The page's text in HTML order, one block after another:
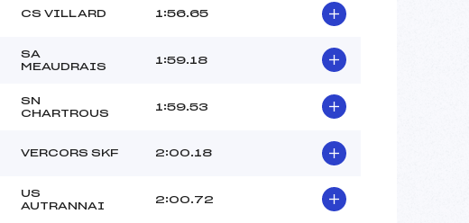
CS VILLARD 1:56.65
SA
MEAUDRAIS
1:59.18
SN
CHARTROUS
1:59.53
VERCORS SKF 2:00.18
US
AUTRANNAI
2:00.72